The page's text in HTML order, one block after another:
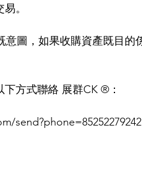
。
方式聯絡 展群CK ®：
send?phone=85252279242